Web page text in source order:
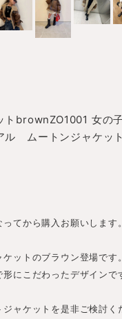
トbrownZO1001
ル ムートンジャケット
てから購入お願いします。
ットのブラウン登場です。
にこだわったデザインで
ャケットを是非ご検討く